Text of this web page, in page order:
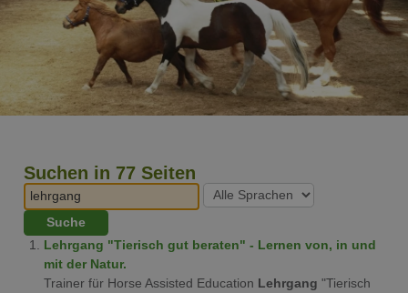
Suchen in 77 Seiten
Lehrgang "Tierisch gut beraten" - Lernen von, in und
mit der Natur.
Trainer für Horse Assisted Education Lehrgang "Tierisch